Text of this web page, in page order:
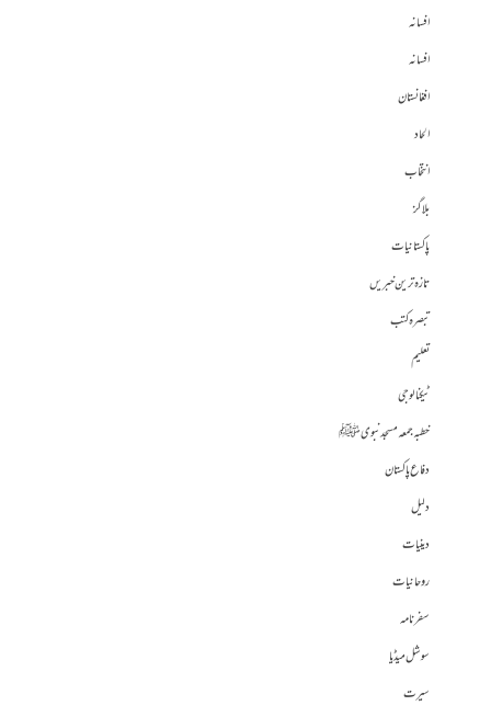
افسانہ
افسانہ
افغانستان
الحاد
انتخاب
بلاگز
پاکستانیات
تازہ ترین خبریں
تبصرہ کتب
تعلیم
ٹیکنالوجی
خطبہ جمعہ مسجد نبوی ﷺ
دفاع پاکستان
دلیل
دینیات
روحانیات
سفرنامہ
سوشل میڈیا
سیرت